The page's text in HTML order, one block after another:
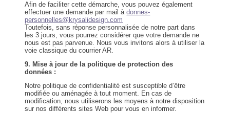
Afin de faciliter cette démarche, vous pouvez également
effectuer une demande par mail àdonnes-
personnelles@krysalidesign.com
Toutefois, sans réponse personnalisée de notre part dans
les 3 jours, vous pourrez considérer que votre demande ne
nous est pas parvenue. Nous vous invitons alors à utiliser la
voie classique du courrier AR.
9. Mise à jour de la politique de protection des
données :
Notre politique de confidentialité est susceptible d’être
modifiée ou aménagée à tout moment. En cas de
modification, nous utiliserons les moyens à notre disposition
sur nos différents sites Web pour vous en informer.